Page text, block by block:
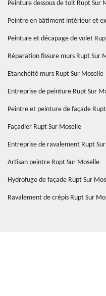
Peinture dessous de toit Rupt Sur
Peintre en bâtiment intérieur et
Peinture et décapage de volet
Réparation fissure murs Rupt Sur
Etanchéité murs Rupt Sur Moselle
Entreprise de peinture Rupt Sur
Peintre et peinture de façade
Façadier Rupt Sur Moselle
Entreprise de ravalement Rupt
Artisan peintre Rupt Sur Moselle
Hydrofuge de façade Rupt Sur
Ravalement de crépis Rupt Sur